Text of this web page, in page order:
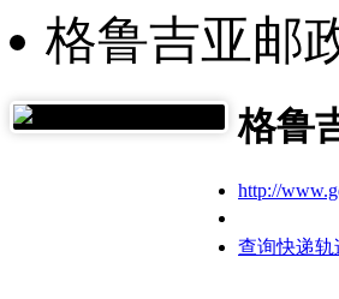
格鲁吉亚邮
格鲁
http://
查询快递轨